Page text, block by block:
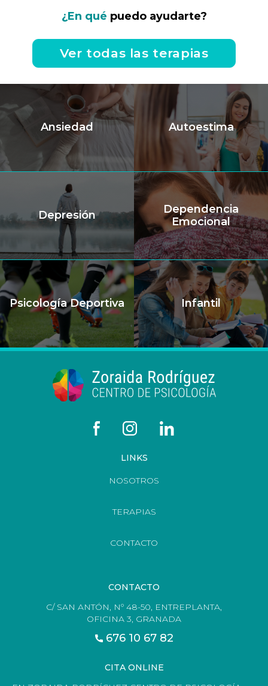
¿En qué puedo ayudarte?
Ansiedad Autoestima
Depresión
Dependencia
Emocional
Psicología Deportiva Infantil
Ver todas las terapias
LINKS
NOSOTROS
TERAPIAS
CONTACTO
CONTACTO
C/ SAN ANTÓN, Nº 48-50, ENTREPLANTA,
OFICINA 3, GRANADA
676 10 67 82
CITA ONLINE